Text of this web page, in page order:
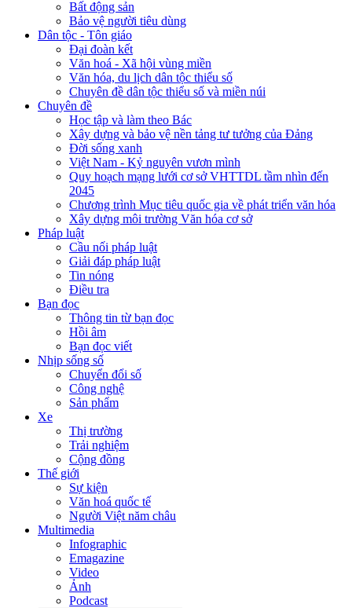
Bất động sản
Bảo vệ người tiêu dùng
Dân tộc - Tôn giáo
Đại đoàn kết
Văn hoá - Xã hội vùng miền
Văn hóa, du lịch dân tộc thiểu số
Chuyên đề dân tộc thiểu số và miền núi
Chuyên đề
Học tập và làm theo Bác
Xây dựng và bảo vệ nền tảng tư tưởng của Đảng
Đời sống xanh
Việt Nam - Kỷ nguyên vươn mình
Quy hoạch mạng lưới cơ sở VHTTDL tầm nhìn đến
2045
Chương trình Mục tiêu quốc gia về phát triển văn hóa
Xây dựng môi trường Văn hóa cơ sở
Pháp luật
Cầu nối pháp luật
Giải đáp pháp luật
Tin nóng
Điều tra
Bạn đọc
Thông tin từ bạn đọc
Hồi âm
Bạn đọc viết
Nhịp sống số
Chuyển đổi số
Công nghệ
Sản phẩm
Xe
Thị trường
Trải nghiệm
Cộng đồng
Thế giới
Sự kiện
Văn hoá quốc tế
Người Việt năm châu
Multimedia
Infographic
Emagazine
Video
Ảnh
Podcast